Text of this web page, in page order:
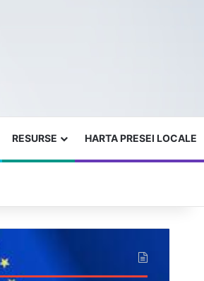
RESURSE HARTA PRESEI LOCALE